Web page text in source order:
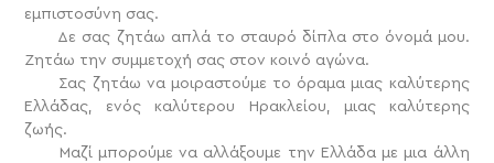
εμπιστοσύνη σας.
Δε σας ζητάω απλά το σταυρό δίπλα στο όνομά μου.
Ζητάω την συμμετοχή σας στον κοινό αγώνα.
Σας ζητάω να μοιραστούμε το όραμα μιας καλύτερης
Ελλάδας, ενός καλύτερου Ηρακλείου, μιας καλύτερης
ζωής.
Μαζί μπορούμε να αλλάξουμε την Ελλάδα με μια άλλη